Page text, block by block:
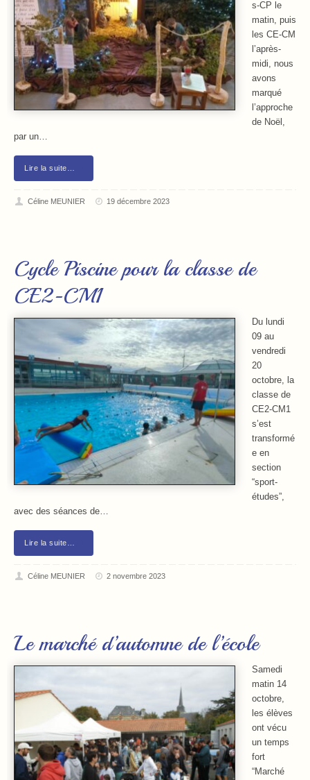
s-CP le
matin, puis
les CE-CM
l’après-
midi, nous
avons
marqué
l’approche
de Noël,
par un…
Lire la suite…
Céline MEUNIER 19 décembre 2023
Cycle Piscine pour la classe de
CE2-CM1
Du lundi
09 au
vendredi
20
octobre, la
classe de
CE2-CM1
s’est
transformé
e en
section
“sport-
études”,
avec des séances de…
Lire la suite…
Céline MEUNIER 2 novembre 2023
Le marché d’automne de l’école
Samedi
matin 14
octobre,
les élèves
ont vécu
un temps
fort
“Marché